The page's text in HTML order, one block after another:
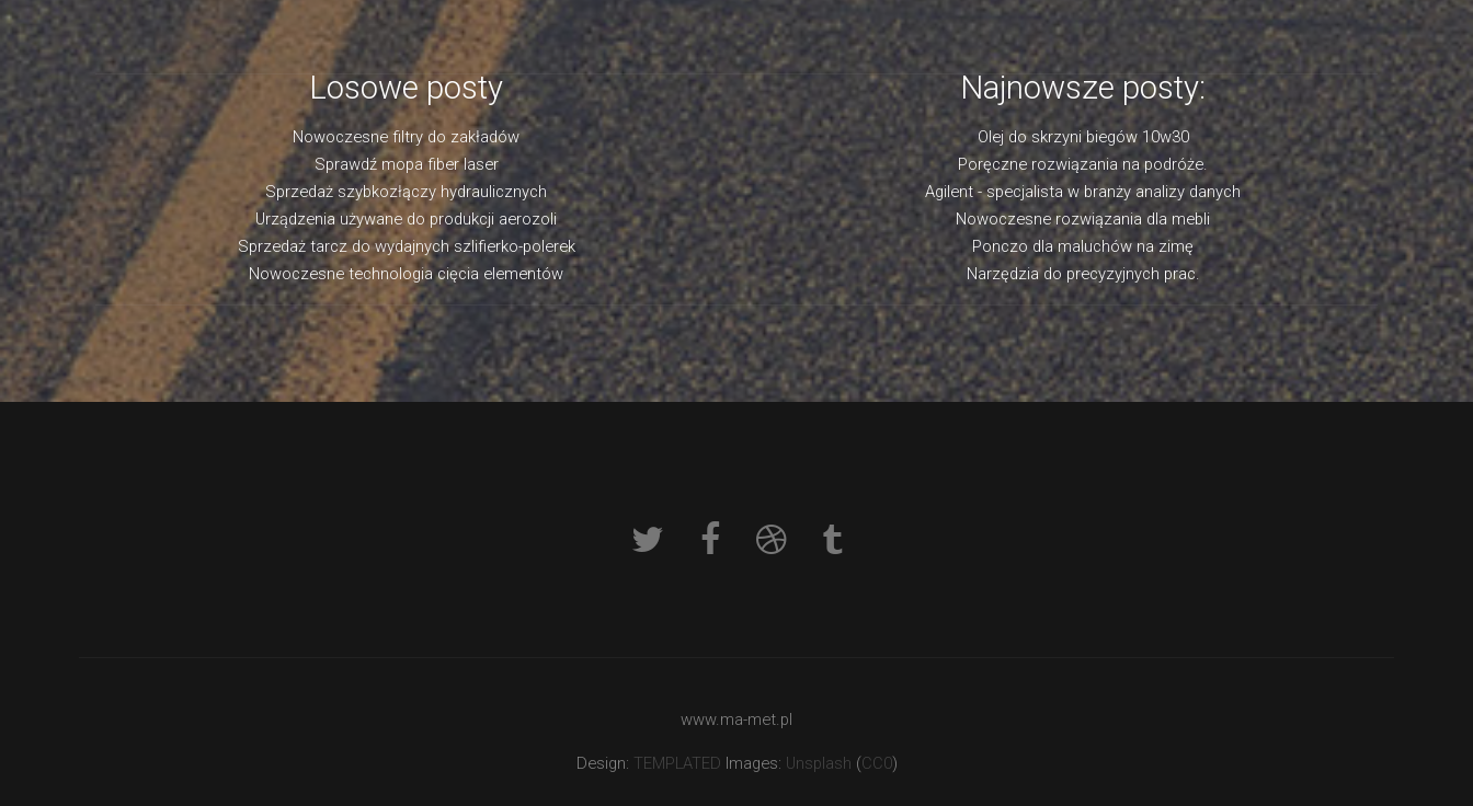
Losowe posty
Nowoczesne filtry do zakładów
Sprawdź mopa fiber laser
Sprzedaż szybkozłączy hydraulicznych
Urządzenia używane do produkcji aerozoli
Sprzedaż tarcz do wydajnych szlifierko-polerek
Nowoczesne technologia cięcia elementów
Najnowsze posty:
Olej do skrzyni biegów 10w30
Poręczne rozwiązania na podróże.
Agilent - specjalista w branży analizy danych
Nowoczesne rozwiązania dla mebli
Ponczo dla maluchów na zimę
Narzędzia do precyzyjnych prac.
www.ma-met.pl
Design: TEMPLATED Images: Unsplash (CC0)